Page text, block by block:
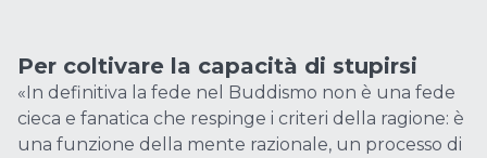
Per coltivare la capacità di stupirsi
«In definitiva la fede nel Buddismo non è una fede
cieca e fanatica che respinge i criteri della ragione: è
una funzione della mente razionale, un processo di